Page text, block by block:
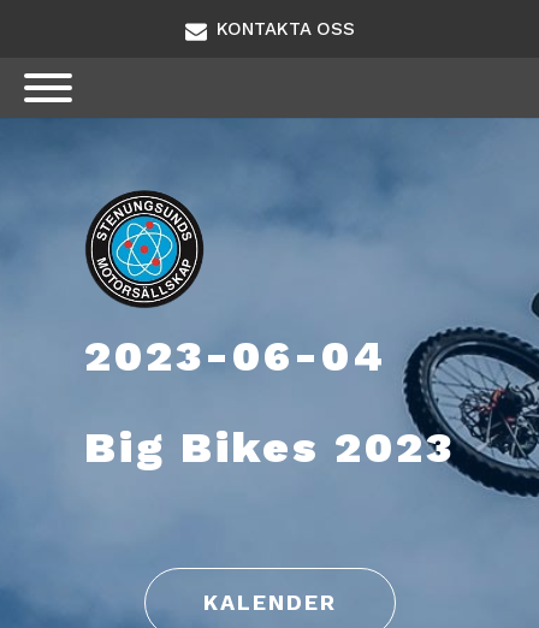
KONTAKTA OSS
2023-06-04
Big Bikes 2023
KALENDER